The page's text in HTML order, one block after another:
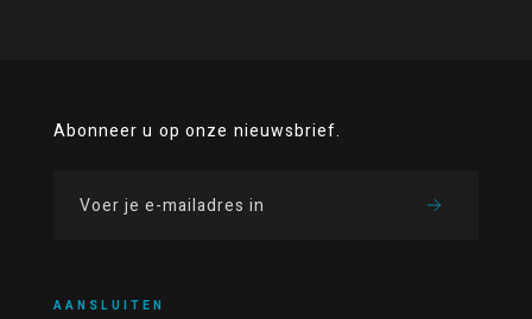
Abonneer u op onze nieuwsbrief.
AANSLUITEN